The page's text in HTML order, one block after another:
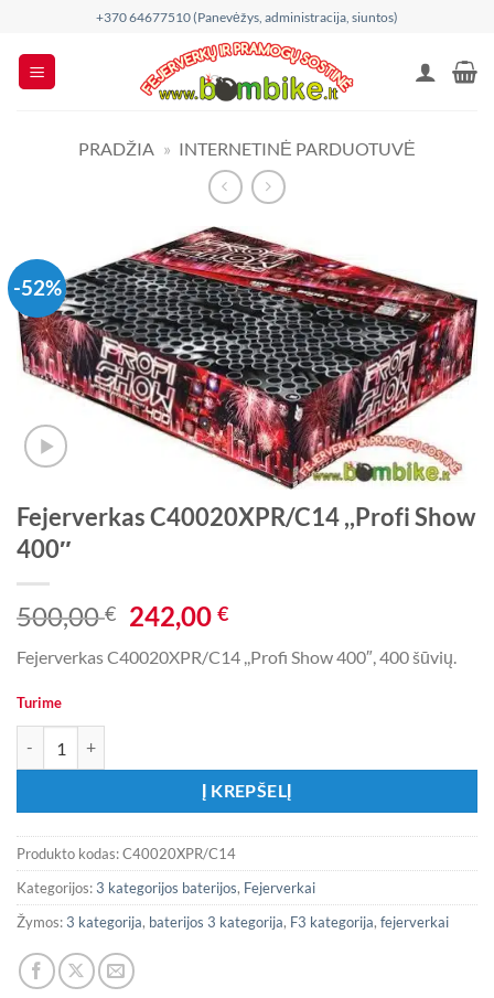
content
+370 64677510 (Panevėžys, administracija, siuntos)
PRADŽIA » INTERNETINĖ PARDUOTUVĖ
-52%
Fejerverkas C40020XPR/C14 ,,Profi Show
400″
500,00€ Original
price
was:
242,00€Current
is:
Fejerverkas C40020XPR/C14 ,,Profi Show 400″, 400 šūvių.
Turime
Į KREPŠELĮ
Produkto kodas:C40020XPR/C14
Kategorijos:3 kategorijos baterijos, Fejerverkai
Žymos:3 kategorija, baterijos 3 kategorija, F3 kategorija, fejerverkai